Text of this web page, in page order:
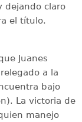
dejando claro
el título.
Juanes
a la
bajo
La victoria de
manejo